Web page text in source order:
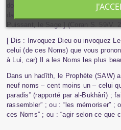
donne forme. A Lui appartiennent
[ Dis : Invoquez Dieu ou invoquez
celui (de ces Noms) que vous
à Lui, car) Il a les Noms les plus
Dans un hadîth, le Prophète (SAW)
neuf noms – cent moins un – celui
paradis” (rapporté par al-Bukhârî) ;
rassembler” ; ou : “les mémoriser” ;
ces Noms” ; ou : “agir selon ce que